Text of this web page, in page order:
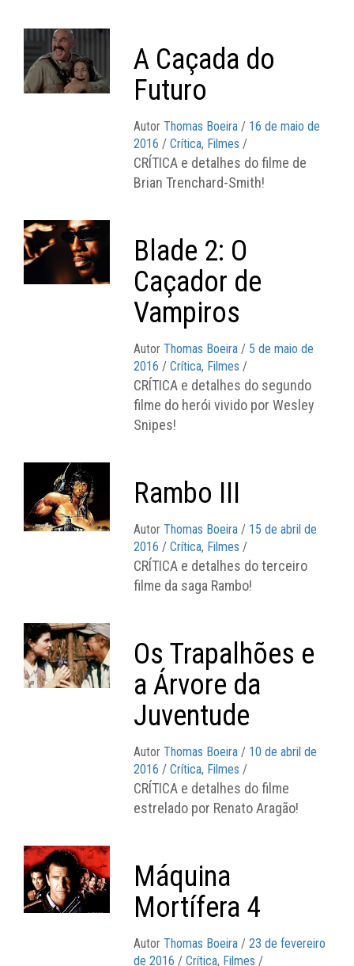
A Caçada do
Futuro
AutorThomas Boeira / 16 de maio de
2016 / Crítica, Filmes /
CRÍTICA e detalhes do filme de
Brian Trenchard-Smith!
Blade 2: O
Caçador de
Vampiros
AutorThomas Boeira / 5 de maio de
2016 / Crítica, Filmes /
CRÍTICA e detalhes do segundo
filme do herói vivido por Wesley
Snipes!
Rambo III
AutorThomas Boeira / 15 de abril de
2016 / Crítica, Filmes /
CRÍTICA e detalhes do terceiro
filme da saga Rambo!
Os Trapalhões e
a Árvore da
Juventude
AutorThomas Boeira / 10 de abril de
2016 / Crítica, Filmes /
CRÍTICA e detalhes do filme
estrelado por Renato Aragão!
Máquina
Mortífera 4
AutorThomas Boeira / 23 de fevereiro
de 2016 / Crítica, Filmes /